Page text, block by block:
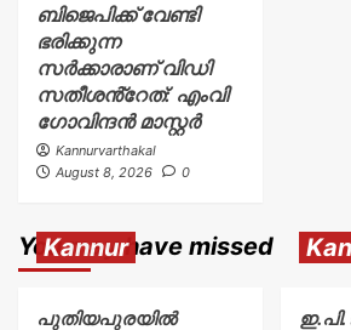
ബിജെപിക്ക് വേണ്ടി
ഭരിക്കുന്ന
സർക്കാരാണ് വിഡി
സതീശൻ്റേത്: എംവി
ഗോവിന്ദൻ മാസ്റ്റർ
Kannurvarthakal
August 8, 2026
0
You may have missed
Kannur
പുതിയപുരയിൽ